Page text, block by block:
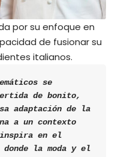
por su enfoque en
de fusionar su
italianos.
se
de bonito,
adaptación de la
a un contexto
inspira en el
la moda y el